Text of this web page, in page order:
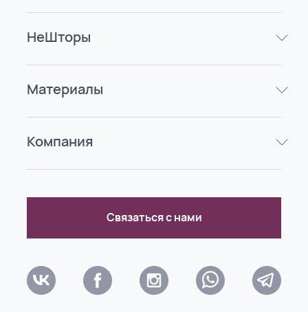
НеШторы
Материалы
Компания
Связаться с нами